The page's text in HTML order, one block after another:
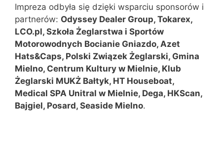
Impreza odbyła się dzięki wsparciu sponsorów i
partnerów: Odyssey Dealer Group, Tokarex,
LCO.pl, Szkoła Żeglarstwa i Sportów
Motorowodnych Bocianie Gniazdo, Azet
Hats&Caps, Polski Związek Żeglarski, Gmina
Mielno, Centrum Kultury w Mielnie, Klub
Żeglarski MUKŻ Bałtyk, HT Houseboat,
Medical SPA Unitral w Mielnie, Dega, HKScan,
Bajgiel, Posard, Seaside Mielno.